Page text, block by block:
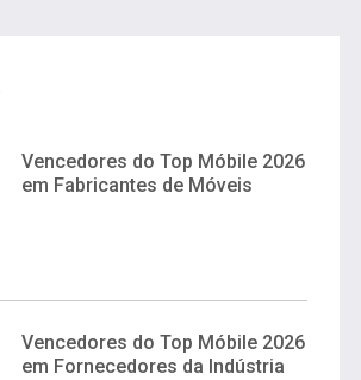
Vencedores do Top Móbile 2026
em Fabricantes de Móveis
Vencedores do Top Móbile 2026
em Fornecedores da Indústria